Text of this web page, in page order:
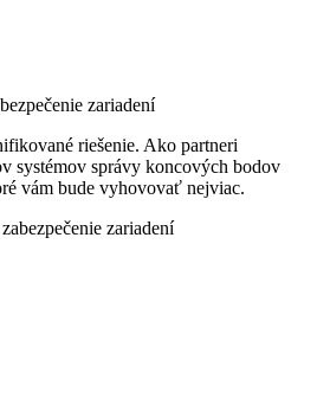
zariadení
riešenie. Ako partneri
systémov správy koncových bodov
vám bude vyhovovať nejviac.